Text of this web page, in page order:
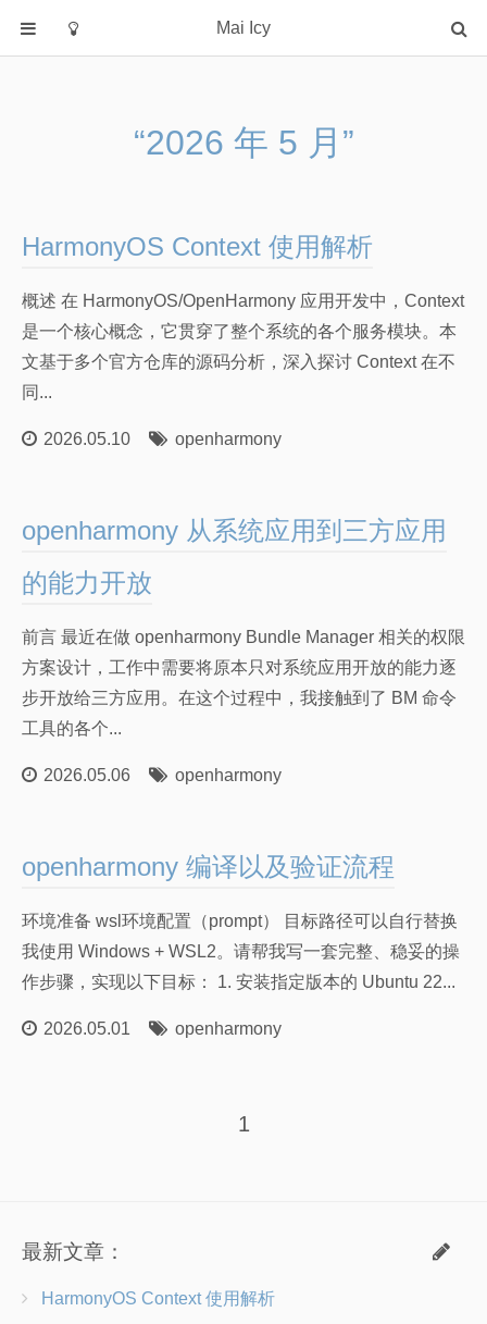
Mai Icy
rust
大模型
操作系统
数据库
机器学习
算法学习笔记
关于我
朋友们
“2026 年 5 月”
HarmonyOS Context 使用解析
概述 在 HarmonyOS/OpenHarmony 应用开发中，Context
是一个核心概念，它贯穿了整个系统的各个服务模块。本
文基于多个官方仓库的源码分析，深入探讨 Context 在不
同...
2026.05.10 openharmony
openharmony 从系统应用到三方应用
的能力开放
前言 最近在做 openharmony Bundle Manager 相关的权限
方案设计，工作中需要将原本只对系统应用开放的能力逐
步开放给三方应用。在这个过程中，我接触到了 BM 命令
工具的各个...
2026.05.06 openharmony
openharmony 编译以及验证流程
环境准备 wsl环境配置（prompt） 目标路径可以自行替换
我使用 Windows + WSL2。请帮我写一套完整、稳妥的操
作步骤，实现以下目标： 1. 安装指定版本的 Ubuntu 22...
2026.05.01 openharmony
1
最新文章：
HarmonyOS Context 使用解析